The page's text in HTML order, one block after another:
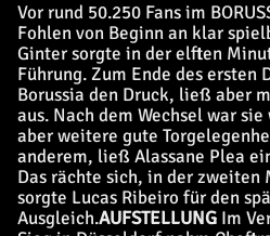
Vor rund 50.250 Fans im
Fohlen von Beginn an klar
Ginter sorgte in der elften
Führung. Zum Ende des ersten
Borussia den Druck, ließ aber
aus. Nach dem Wechsel war
aber weitere gute
anderem, ließ Alassane Plea
Das rächte sich, in der
sorgte Lucas Ribeiro für den
Ausgleich.AUFSTELLUNG Im